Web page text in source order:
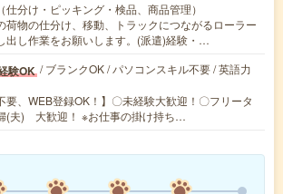
仕分け・ピッキング・検品、商品管理）
荷物の仕分け、移動、トラックにつながるローラー
出し作業をお願いします。(派遣)経験・…
験OK / ブランクOK / パソコンスキル不要 / 英語力
要、WEB登録OK！】〇未経験大歓迎！〇フリータ
(夫) 大歓迎！ ※お仕事の掛け持ち…